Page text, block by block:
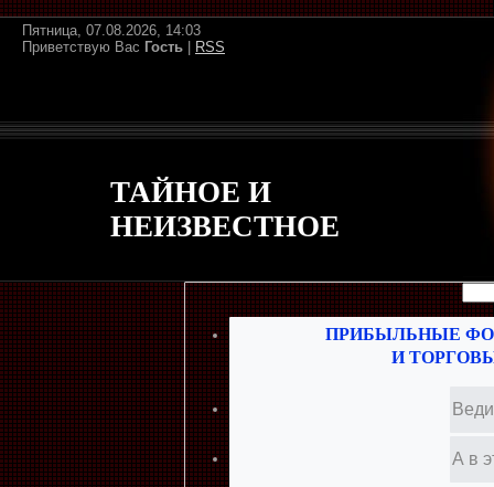
Пятница, 07.08.2026, 14:03
Приветствую Вас Гость RSS
ТАЙНОЕ И
НЕИЗВЕСТНОЕ
ПРИБЫЛЬНЫЕ
И